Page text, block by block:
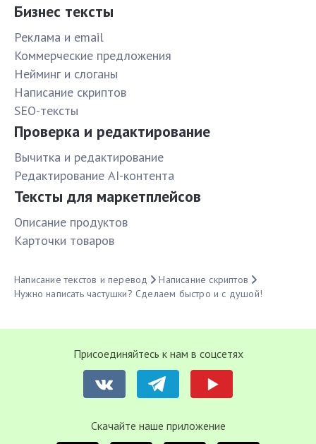
Бизнес тексты
Реклама и email
Коммерческие предложения
Нейминг и слоганы
Написание скриптов
SEO-тексты
Проверка и редактирование
Вычитка и редактирование
Редактирование AI-контента
Тексты для маркетплейсов
Описание продуктов
Карточки товаров
Написание текстов и перевод
Написание скриптов
Нужно написать частушки? Сделаем быстро и с душой!
Присоединяйтесь к нам в соцсетях
Cкачайте наше приложение